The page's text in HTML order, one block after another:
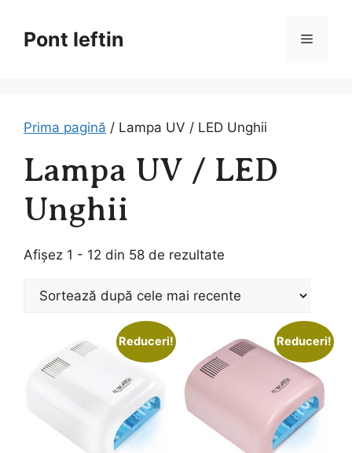
conținutPont Ieftin Meniu
Prima pagină / Lampa UV / LED Unghii
Lampa UV / LED
Unghii
Afișez 1 - 12 din 58 de rezultate
cele
Reduceri! Reduceri!